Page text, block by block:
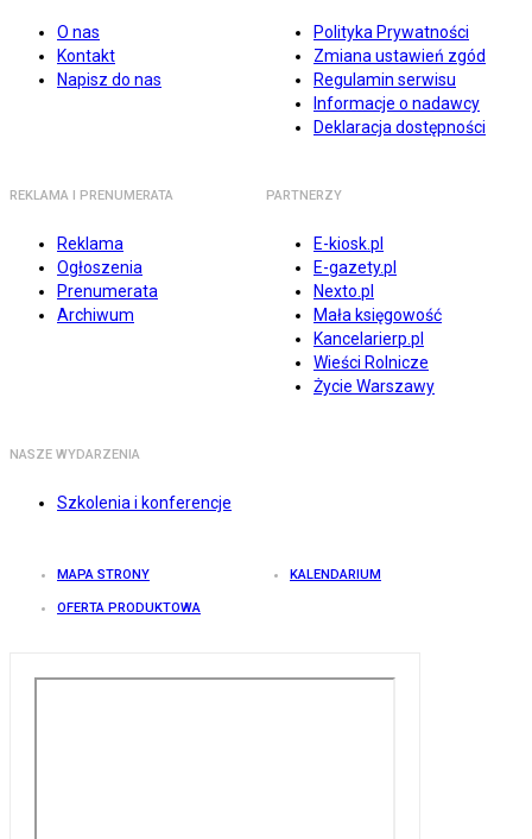
O nas
Kontakt
Napisz do nas
Polityka Prywatności
Zmiana ustawień zgód
Regulamin serwisu
Informacje o nadawcy
Deklaracja dostępności
REKLAMA I PRENUMERATA
Reklama
Ogłoszenia
Prenumerata
Archiwum
PARTNERZY
E-kiosk.pl
E-gazety.pl
Nexto.pl
Mała księgowość
Kancelarierp.pl
Wieści Rolnicze
Życie Warszawy
NASZE WYDARZENIA
Szkolenia i konferencje
MAPA STRONY KALENDARIUM
OFERTA PRODUKTOWA